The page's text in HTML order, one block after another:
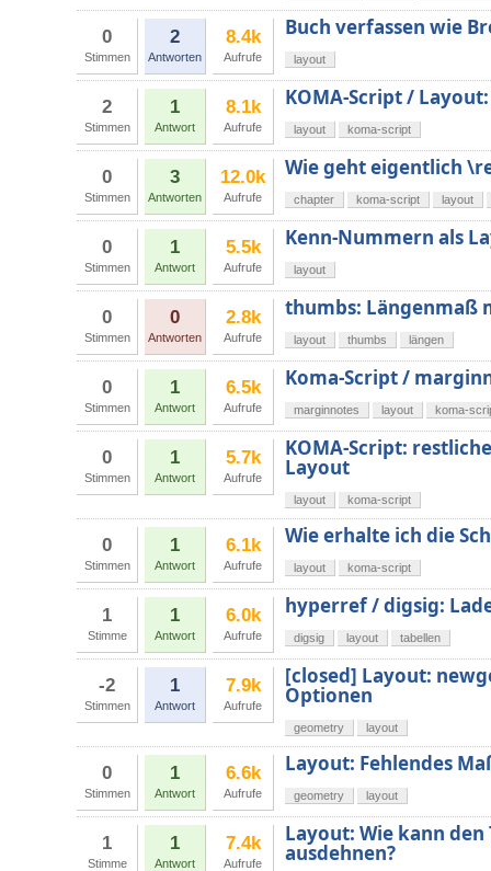
0
Stimmen
2
Antworten
8.4k
Aufrufe
Buch verfassen wie
layout
2
Stimmen
1
Antwort
8.1k
Aufrufe
KOMA-Script /
layout koma-script
0
Stimmen
3
Antworten
12.0k
Aufrufe
Wie geht eigentlich
chapter koma-script layout
0
Stimmen
1
Antwort
5.5k
Aufrufe
Kenn-Nummern als
layout
0
Stimmen
0
Antworten
2.8k
Aufrufe
thumbs: Längenmaß
layout thumbs längen
0
Stimmen
1
Antwort
6.5k
Aufrufe
Koma-Script /
marginnotes layout koma-
0
Stimmen
1
Antwort
5.7k
Aufrufe
KOMA-Script:
Layout
layout koma-script
0
Stimmen
1
Antwort
6.1k
Aufrufe
Wie erhalte ich die
layout koma-script
1
Stimme
1
Antwort
6.0k
Aufrufe
hyperref / digsig:
digsig layout tabellen
-2
Stimmen
1
Antwort
7.9k
Aufrufe
[closed] Layout:
Optionen
geometry layout
0
Stimmen
1
Antwort
6.6k
Aufrufe
Layout: Fehlendes
geometry layout
1
Stimme
1
Antwort
7.4k
Aufrufe
Layout: Wie kann
ausdehnen?